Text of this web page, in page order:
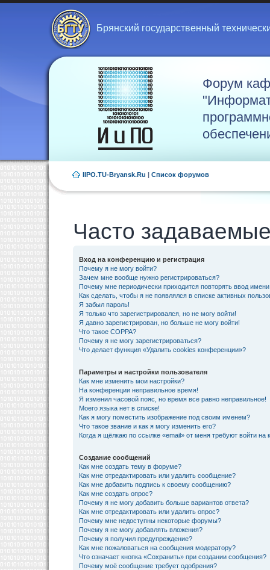
Брянский государственный
Форум
IIPO.TU-Bryansk.Ru | Список форумов
Часто
Вход на конференцию и регистрация
Почему я не могу войти?
Зачем мне вообще нужно регистрироваться?
Почему мне периодически приходится повторять ввод
Как сделать, чтобы я не появлялся в списке активных
Я забыл пароль!
Я только что зарегистрировался, но не могу войти!
Я давно зарегистрирован, но больше не могу войти!
Что такое COPPA?
Почему я не могу зарегистрироваться?
Что делает функция «Удалить cookies конференции»?
Параметры и настройки пользователя
Как мне изменить мои настройки?
На конференции неправильное время!
Я изменил часовой пояс, но время все равно неправильное!
Моего языка нет в списке!
Как я могу поместить изображение под своим именем?
Что такое звание и как я могу изменить его?
Когда я щёлкаю по ссылке «email» от меня требуют войти на
Создание сообщений
Как мне создать тему в форуме?
Как мне отредактировать или удалить сообщение?
Как мне добавить подпись к своему сообщению?
Как мне создать опрос?
Почему я не могу добавить больше вариантов ответа?
Как мне отредактировать или удалить опрос?
Почему мне недоступны некоторые форумы?
Почему я не могу добавлять вложения?
Почему я получил предупреждение?
Как мне пожаловаться на сообщения модератору?
Что означает кнопка «Сохранить» при создании сообщения?
Почему моё сообщение требует одобрения?